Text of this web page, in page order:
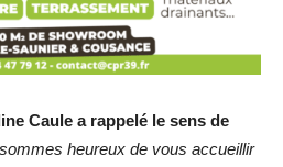
Caule a rappelé le sens de
heureux de vous accueillir